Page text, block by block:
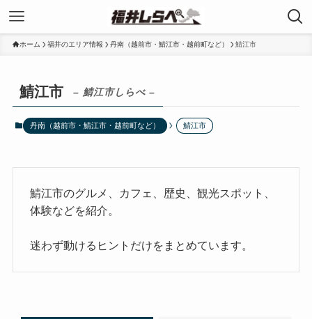
ホーム 福井のエリア情報 丹南（越前市・鯖江市・越前町など） 鯖江市
鯖江市 – 鯖江市しらべ –
丹南（越前市・鯖江市・越前町など） 鯖江市
鯖江市のグルメ、カフェ、歴史、観光スポット、
体験などを紹介。
迷わず動けるヒントだけをまとめています。